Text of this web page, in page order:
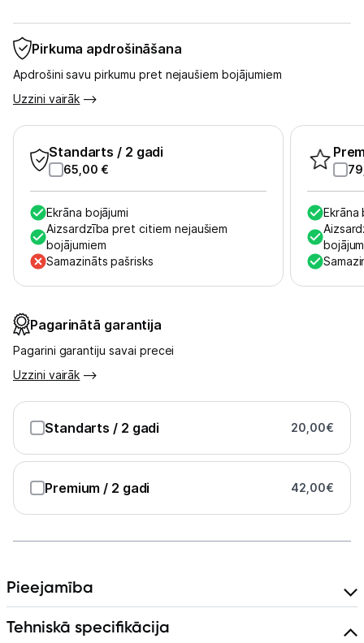
Blogs
Piegāde un apmaksa
Tehnikas izvešana
Uzņēmumiem
Kontakti
Pirkuma apdrošināšana
Apdrošini savu pirkumu pret nejaušiem bojājumiem
Uzzini vairāk
Standarts / 2 gadi
65,00 €
Ekrāna bojājumi
Aizsardzība pret citiem nejaušiem
bojājumiem
Samazināts pašrisks
Ekrāna
Pagarinātā garantija
Pagarini garantiju savai precei
Uzzini vairāk
Standarts / 2 gadi 20,00€
Premium / 2 gadi 42,00€
Pieejamība
Tehniskā specifikācija